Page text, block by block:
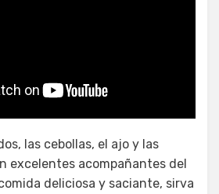
las cebollas, el ajo y las
excelentes acompañantes del
deliciosa y saciante, sirva